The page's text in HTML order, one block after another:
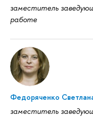
заместитель
работе
Федоряченко
заместитель